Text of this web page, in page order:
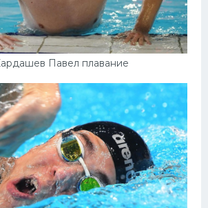
Павел плавание